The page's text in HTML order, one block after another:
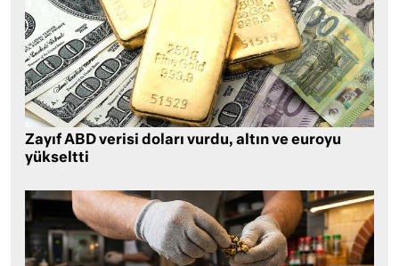
Zayıf ABD verisi doları vurdu, altın ve euroyu
yükseltti